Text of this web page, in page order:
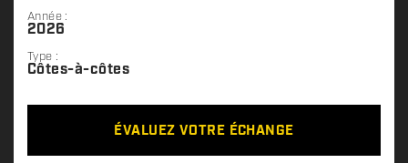
Année :
2026
Type :
Côtes-à-côtes
ÉVALUEZ VOTRE ÉCHANGE